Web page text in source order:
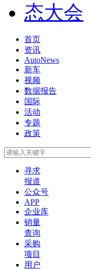
首页
资讯
AutoNews
新车
视频
数据报告
国际
活动
专题
政策
寻求
报道
公众号
APP
企业库
销量
查询
采购
项目
用户